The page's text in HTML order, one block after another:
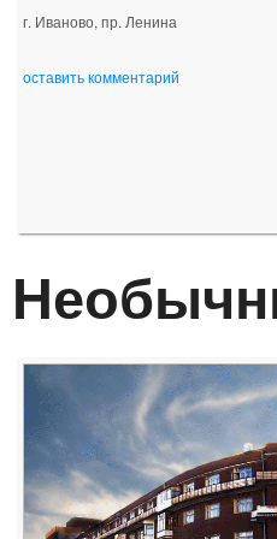
Набережная, какой бы она ни
самое излюбленное место
г. Иваново, пр. Ленина
оставить комментарий